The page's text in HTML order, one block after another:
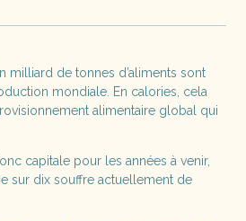
milliard de tonnes d’aliments sont
mondiale. En calories, cela
alimentaire global qui
capitale pour les années à venir,
sur dix souffre actuellement de